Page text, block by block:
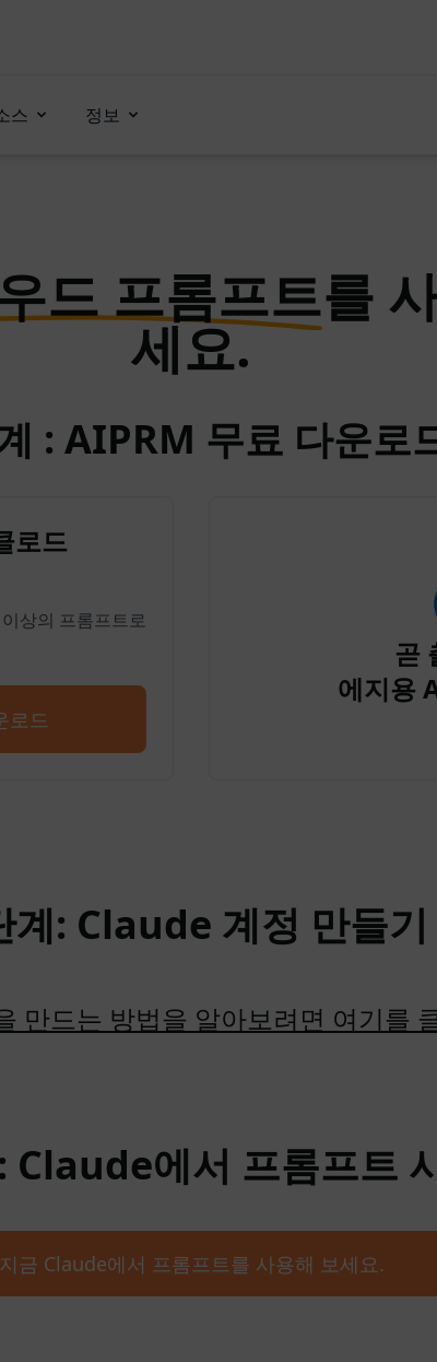
스 정보
드 프롬프트를
세요.
: AIPRM 무료 다운로
로드
상의 프롬프트로
로드
곧
에지용
계: Claude 계정 만들기
만드는 방법을 알아보려면 여기를
Claude에서 프롬프트
지금 Claude에서 프롬프트를 사용해 보세요.